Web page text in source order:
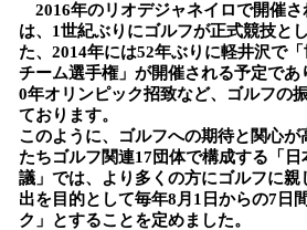
2016年のリオデジャネイロで開催さ
は、1世紀ぶりにゴルフが正式競技と
た、2014年には52年ぶりに軽井沢で
チーム選手権」が開催される予定であ
0年オリンピック招致など、ゴルフの
ております。
このように、ゴルフへの期待と関心
たちゴルフ関連17団体で構成する「
議」では、より多くの方にゴルフに親
出を目的として毎年8月1日からの7日
ク」とすることを定めました。